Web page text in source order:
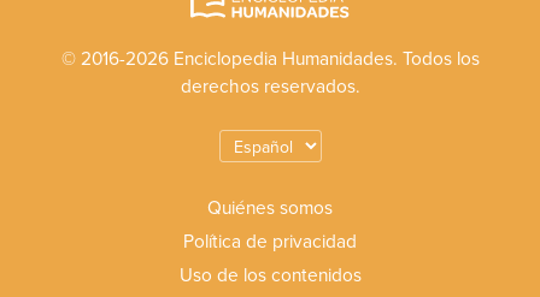
© 2016-2026 Enciclopedia Humanidades. Todos los
derechos reservados.
Quiénes somos
Política de privacidad
Uso de los contenidos